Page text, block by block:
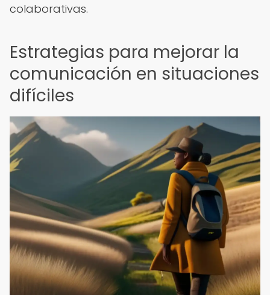
colaborativas.
Estrategias para mejorar la
comunicación en situaciones
difíciles